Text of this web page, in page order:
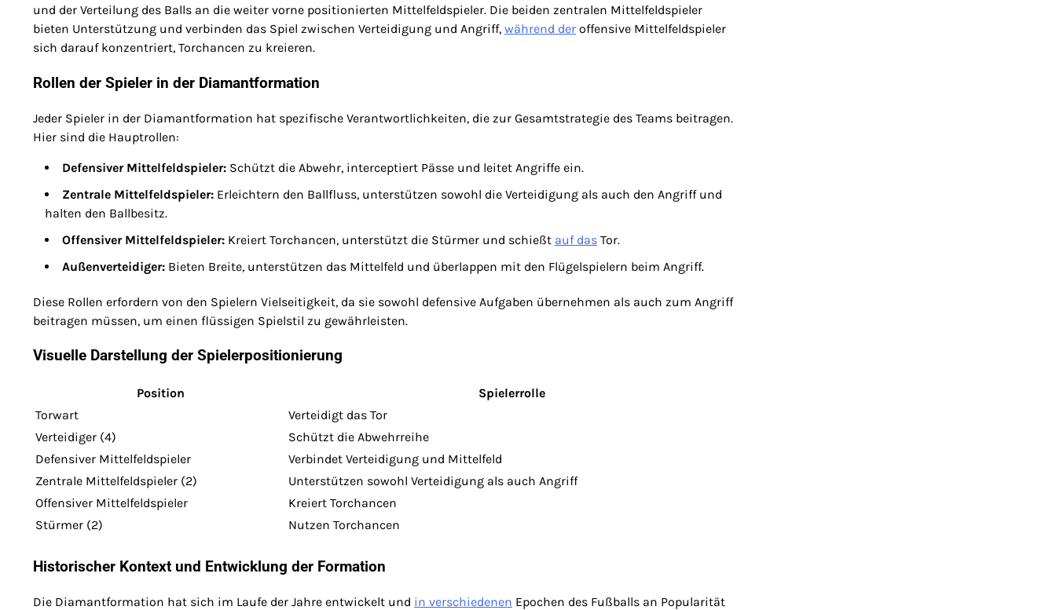
und der Verteilung des Balls an die weiter vorne positionierten Mittelfeldspieler. Die beiden zentralen Mittelfeldspieler
bieten Unterstützung und verbinden das Spiel zwischen Verteidigung und Angriff, während der offensive Mittelfeldspieler
sich darauf konzentriert, Torchancen zu kreieren.
Rollen der Spieler in der Diamantformation
Jeder Spieler in der Diamantformation hat spezifische Verantwortlichkeiten, die zur Gesamtstrategie des Teams beitragen.
Hier sind die Hauptrollen:
Defensiver Mittelfeldspieler: Schützt die Abwehr, interceptiert Pässe und leitet Angriffe ein.
Zentrale Mittelfeldspieler: Erleichtern den Ballfluss, unterstützen sowohl die Verteidigung als auch den Angriff und
halten den Ballbesitz.
Offensiver Mittelfeldspieler: Kreiert Torchancen, unterstützt die Stürmer und schießt auf das Tor.
Außenverteidiger: Bieten Breite, unterstützen das Mittelfeld und überlappen mit den Flügelspielern beim Angriff.
Diese Rollen erfordern von den Spielern Vielseitigkeit, da sie sowohl defensive Aufgaben übernehmen als auch zum Angriff
beitragen müssen, um einen flüssigen Spielstil zu gewährleisten.
Visuelle Darstellung der Spielerpositionierung
Position
Spielerrolle
Torwart
Verteidigt das Tor
Verteidiger (4)
Schützt die Abwehrreihe
Defensiver Mittelfeldspieler
Verbindet Verteidigung und Mittelfeld
Zentrale Mittelfeldspieler (2)
Unterstützen sowohl Verteidigung als auch Angriff
Offensiver Mittelfeldspieler
Kreiert Torchancen
Stürmer (2)
Nutzen Torchancen
Historischer Kontext und Entwicklung der Formation
Die Diamantformation hat sich im Laufe der Jahre entwickelt und in verschiedenen Epochen des Fußballs an Popularität